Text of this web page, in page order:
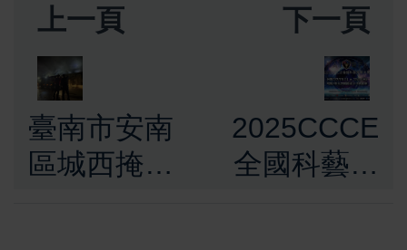
上一頁
臺南市安南
區城西掩埋
下一頁
2025CCCE
全國科藝電